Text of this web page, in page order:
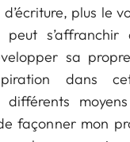
plus le
s’affranchir
sa
dans
différents
façonner mon